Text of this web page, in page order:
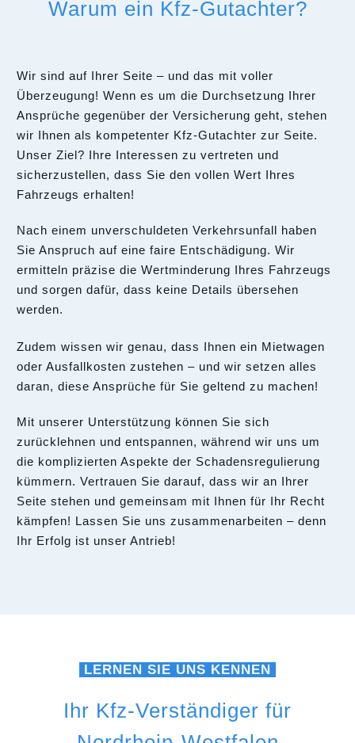
Warum ein Kfz-Gutachter?
Wir sind auf Ihrer Seite – und das mit voller
Überzeugung! Wenn es um die Durchsetzung Ihrer
Ansprüche gegenüber der Versicherung geht, stehen
wir Ihnen als kompetenter Kfz-Gutachter zur Seite.
Unser Ziel? Ihre Interessen zu vertreten und
sicherzustellen, dass Sie den vollen Wert Ihres
Fahrzeugs erhalten!
Nach einem unverschuldeten Verkehrsunfall haben
Sie Anspruch auf eine faire Entschädigung. Wir
ermitteln präzise die Wertminderung Ihres Fahrzeugs
und sorgen dafür, dass keine Details übersehen
werden.
Zudem wissen wir genau, dass Ihnen ein Mietwagen
oder Ausfallkosten zustehen – und wir setzen alles
daran, diese Ansprüche für Sie geltend zu machen!
Mit unserer Unterstützung können Sie sich
zurücklehnen und entspannen, während wir uns um
die komplizierten Aspekte der Schadensregulierung
kümmern. Vertrauen Sie darauf, dass wir an Ihrer
Seite stehen und gemeinsam mit Ihnen für Ihr Recht
kämpfen! Lassen Sie uns zusammenarbeiten – denn
Ihr Erfolg ist unser Antrieb!
LERNEN SIE UNS KENNEN
Ihr Kfz-Verständiger für